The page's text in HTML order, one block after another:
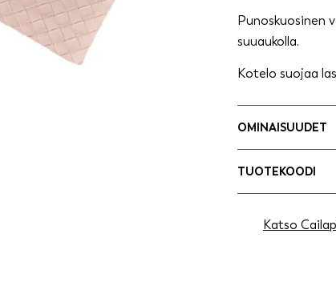
Punoskuosinen
suuaukolla.
Kotelo suojaa
OMINAISUUDET
TUOTEKOODI
Katso